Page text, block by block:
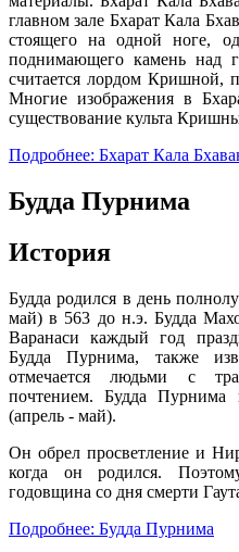
главном зале Бхарат Кала
стоящего на одной ноге,
поднимающего камень над
считается лордом Кришной,
Многие изображения в
существование культа
Подробнее: Бхарат Кала
Будда Пурнима
История
Будда родился в день
май) в 563 до н.э. Будда
Варанаси каждый год
Будда Пурнима, также
отмечается людьми с
почтением. Будда Пурнима
(апрель - май).
Он обрел просветление и
когда он родился.
годовщина со дня смерти
Подробнее: Будда Пурнима